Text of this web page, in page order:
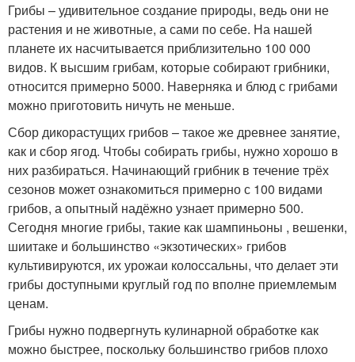
Грибы – удивительное создание природы, ведь они не
растения и не животные, а сами по себе. На нашей
планете их насчитывается приблизительно 100 000
видов. К высшим грибам, которые собирают грибники,
относится примерно 5000. Наверняка и блюд с грибами
можно приготовить ничуть не меньше.
Сбор дикорастущих грибов – такое же древнее занятие,
как и сбор ягод. Чтобы собирать грибы, нужно хорошо в
них разбираться. Начинающий грибник в течение трёх
сезонов может ознакомиться примерно с 100 видами
грибов, а опытный надёжно узнает примерно 500.
Сегодня многие грибы, такие как шампиньоны , вешенки,
шиитаке и большинство «экзотических» грибов
культивируются, их урожаи колоссальны, что делает эти
грибы доступными круглый год по вполне приемлемым
ценам.
Грибы нужно подвергнуть кулинарной обработке как
можно быстрее, поскольку большинство грибов плохо